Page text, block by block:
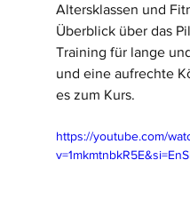
Altersklassen und
Überblick über das
Training für lange
und eine aufrechte
es zum Kurs.
https://youtube.com/